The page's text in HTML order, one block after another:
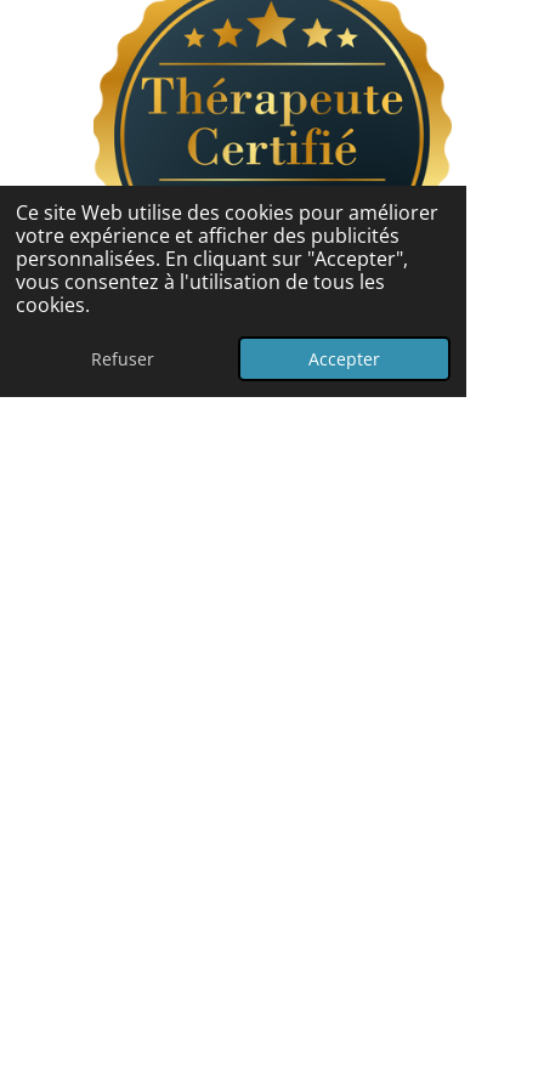
Ce site Web utilise des cookies pour améliorer
votre expérience et afficher des publicités
personnalisées. En cliquant sur "Accepter",
vous consentez à l'utilisation de tous les
cookies.
Refuser Accepter
o
k
a
m
I
n
Propulsé parWebador